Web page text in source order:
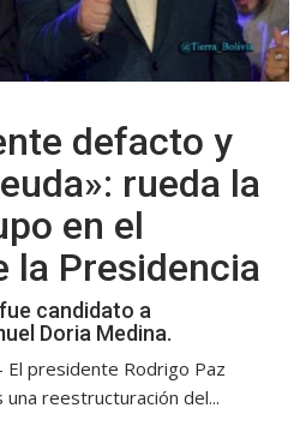
defacto y
rueda la
en el
la Presidencia
candidato a
Doria Medina.
El presidente Rodrigo Paz
reestructuración del...